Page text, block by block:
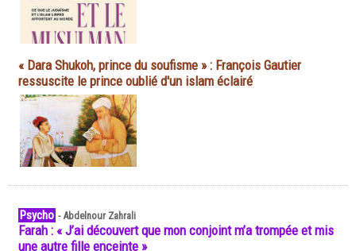
« Dara Shukoh, prince du soufisme » : François Gautier
ressuscite le prince oublié d'un islam éclairé
Psycho -Abdelnour Zahrali
Farah : « J’ai découvert que mon conjoint m’a trompée et mis
une autre fille enceinte »